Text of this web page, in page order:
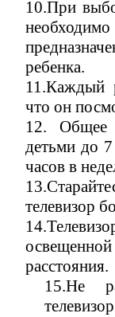
10.При
ребенка.
11.Каждый
что он
12. Общее
детьми до
часов в
телевизор
расстояния.
15.Не